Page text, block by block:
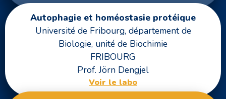
Autophagie et homéostasie protéique
Université de Fribourg, département de
Biologie, unité de Biochimie
FRIBOURG
Prof. Jörn Dengjel
Voir le labo